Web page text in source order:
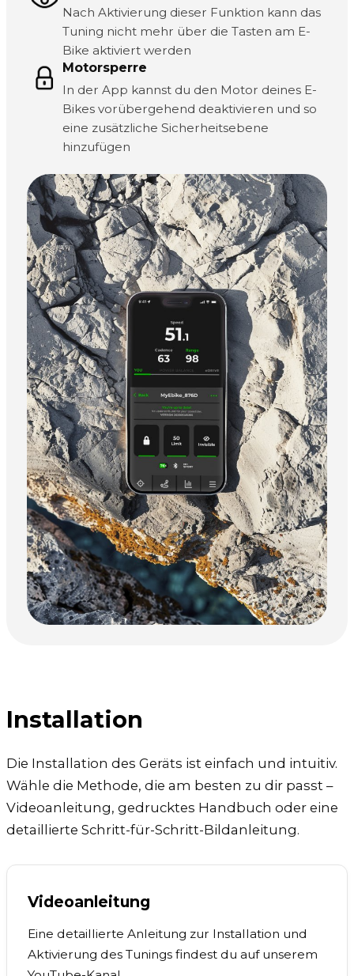
Nach Aktivierung dieser Funktion kann das
Tuning nicht mehr über die Tasten am E-
Bike aktiviert werden
Motorsperre
In der App kannst du den Motor deines E-
Bikes vorübergehend deaktivieren und so
eine zusätzliche Sicherheitsebene
hinzufügen
Installation
Die Installation des Geräts ist einfach und intuitiv.
Wähle die Methode, die am besten zu dir passt –
Videoanleitung, gedrucktes Handbuch oder eine
detaillierte Schritt-für-Schritt-Bildanleitung.
Videoanleitung
Eine detaillierte Anleitung zur Installation und
Aktivierung des Tunings findest du auf unserem